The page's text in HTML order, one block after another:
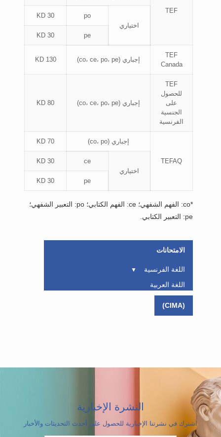
TEF
اختياري
po
30 KD
pe
30 KD
TEF
Canada
إجباري (co، ce، po، pe) 130 KD
TEF
للحصول
على
الجنسية
الفرنسية
إجباري (co، ce، po، pe) 80 KD
TEFAQ
إجباري (co، po) 70 KD
اختياري
ce
30 KD
pe
30 KD
*co: الفهم الشفهي؛ ce: الفهم الكتابي؛ po: التعبير الشفهي؛
pe: التعبير الكتابي.
الامتحانات
اللغة الفرنسية ▼
اللغة العربية
(CIMA)
النشرة الإخبارية
اشترك في نشرتنا الإخبارية للحصول على أحدث التحديثات والأخبار